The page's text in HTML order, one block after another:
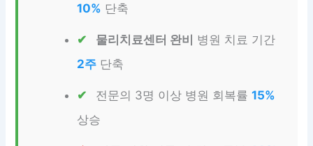
10% 단축
물리치료센터 완비 병원 치료 기간
2주 단축
전문의 3명 이상 병원 회복률15%
상승